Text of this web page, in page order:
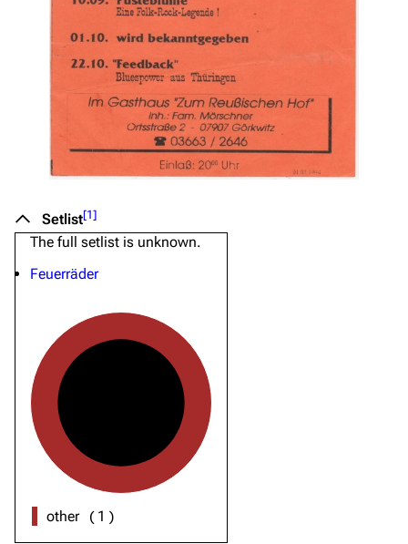
Setlist[1]
The full setlist is unknown.
Feuerräder
other ( 1 )